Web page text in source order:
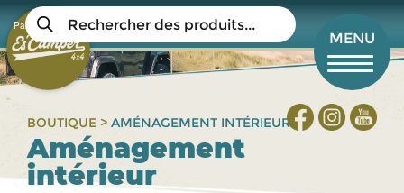
Aller
au
contenu
principal
Panier Mon compte
Recherche
de
produits
MENU
BOUTIQUE > AMÉNAGEMENT INTÉRIEUR
Aménagement
intérieur